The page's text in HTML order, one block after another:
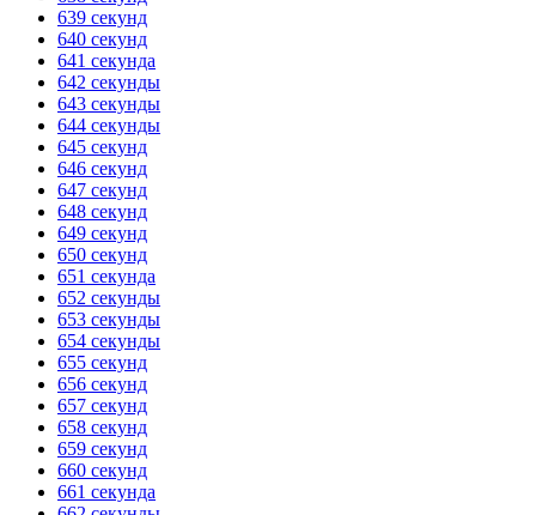
639 секунд
640 секунд
641 секунда
642 секунды
643 секунды
644 секунды
645 секунд
646 секунд
647 секунд
648 секунд
649 секунд
650 секунд
651 секунда
652 секунды
653 секунды
654 секунды
655 секунд
656 секунд
657 секунд
658 секунд
659 секунд
660 секунд
661 секунда